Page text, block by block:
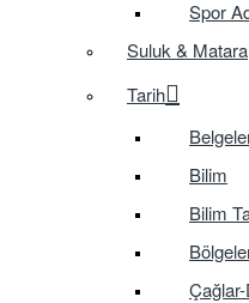
Spor
Suluk & Matara
Tarih
Bilim
Bilim